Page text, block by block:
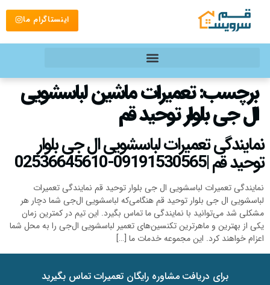
اینستاگرام ما
برچسب:تعمیرات ماشین لباسشویی
ال جی بلوار توحید قم
نمایندگی تعمیرات لباسشویی ال جی بلوار
توحید قم |09191530565-02536645610
نمایندگی تعمیرات لباسشویی ال جی بلوار توحید قم نمایندگی تعمیرات
لباسشویی ال جی بلوار توحید قم هنگامی‌که لباسشویی ال‌جی شما دچار هر
مشکلی شد می‌توانید با نمایندگی ما تماس بگیرد. این تیم در کمترین زمان
یکی از بهترین و ماهرترین تکنسین‌های تعمیر لباسشویی ال‌جی را به محل شما
اعزام خواهند کرد. این مجموعه خدمات ما […]
برای دریافت مشاوره رایگان تعمیرات تماس بگیرید